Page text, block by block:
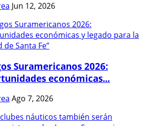
Jun 12, 2026
Suramericanos 2026:
económicas...
Ago 7, 2026